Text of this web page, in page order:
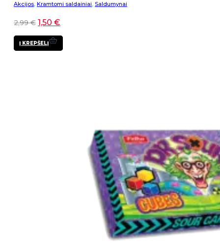
Akcijos, Kramtomi saldainiai, Saldumynai
2,99€ 1,50 €
Į KREPŠELĮ